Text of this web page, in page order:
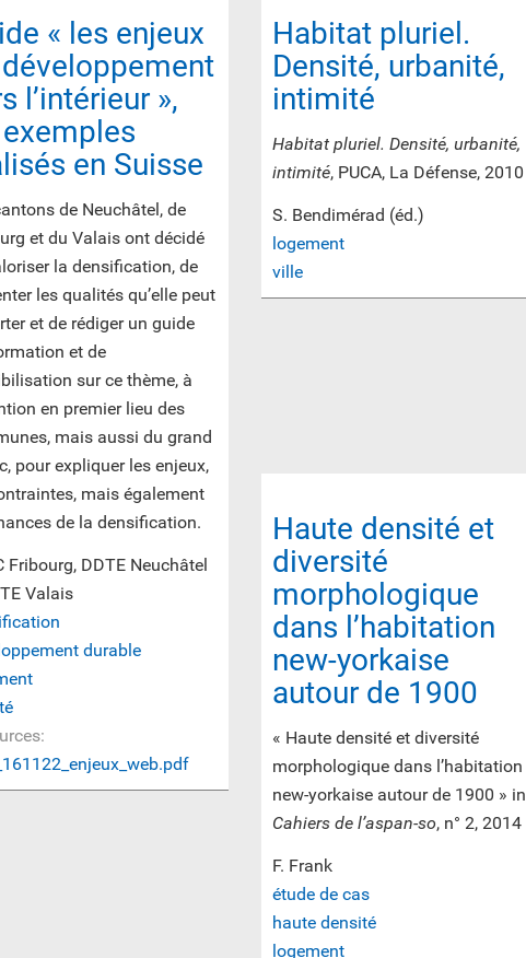
« les enjeux
l’intérieur »,
en Suisse
de Neuchâtel, de
et du Valais ont décidé
la densification, de
les qualités qu’elle peut
et de rédiger un guide
et de
sur ce thème, à
en premier lieu des
mais aussi du grand
pour expliquer les enjeux,
mais également
de la densification.
Fribourg, DDTE Neuchâtel
Valais
durable
Habitat pluriel.
Densité, urbanité,
intimité
Habitat pluriel. Densité, urbanité,
intimité, PUCA, La Défense, 2010
S. Bendimérad (éd.)
logement
ville
Haute densité et
diversité
morphologique
dans l’habitation
new-yorkaise
autour de 1900
« Haute densité et diversité
morphologique dans l’habitation
new-yorkaise autour de 1900 » in
Cahiers de l’aspan-so, n° 2, 2014
F. Frank
étude de cas
haute densité
logement